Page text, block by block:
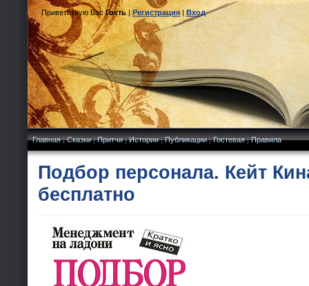
Приветствую Вас Гость|Регистрация|Вход
Главная|Сказки|Притчи|Истории|Публикации|Гостевая|Правила
Подбор персонала. Кейт
бесплатно